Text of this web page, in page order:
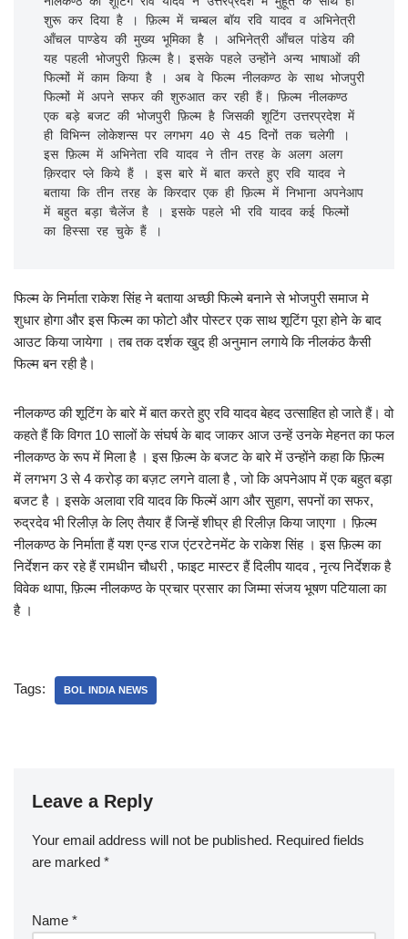
शुरू कर दिया है । फ़िल्म में चम्बल बॉय रवि यादव व अभिनेत्री
आँचल पाण्डेय की मुख्य भूमिका है । अभिनेत्री आँचल पांडेय की
यह पहली भोजपुरी फ़िल्म है। इसके पहले उन्होंने अन्य भाषाओं की
फिल्मों में काम किया है । अब वे फिल्म नीलकण्ठ के साथ भोजपुरी
फिल्मों में अपने सफर की शुरुआत कर रही हैं। फ़िल्म नीलकण्ठ
एक बड़े बजट की भोजपुरी फ़िल्म है जिसकी शूटिंग उत्तरप्रदेश में
ही विभिन्न लोकेशन्स पर लगभग 40 से 45 दिनों तक चलेगी ।
इस फ़िल्म में अभिनेता रवि यादव ने तीन तरह के अलग अलग
क़िरदार प्ले किये हैं । इस बारे में बात करते हुए रवि यादव ने
बताया कि तीन तरह के किरदार एक ही फ़िल्म में निभाना अपनेआप
में बहुत बड़ा चैलेंज है । इसके पहले भी रवि यादव कई फिल्मों
का हिस्सा रह चुके हैं ।
फिल्म के निर्माता राकेश सिंह ने बताया अच्छी फिल्मे बनाने से भोजपुरी समाज मे
शुधार होगा और इस फिल्म का फोटो और पोस्टर एक साथ शूटिंग पूरा होने के बाद
आउट किया जायेगा । तब तक दर्शक खुद ही अनुमान लगाये कि नीलकंठ कैसी
फिल्म बन रही है।
नीलकण्ठ की शूटिंग के बारे में बात करते हुए रवि यादव बेहद उत्साहित हो जाते हैं। वो
कहते हैं कि विगत 10 सालों के संघर्ष के बाद जाकर आज उन्हें उनके मेहनत का फल
नीलकण्ठ के रूप में मिला है । इस फ़िल्म के बजट के बारे में उन्होंने कहा कि फ़िल्म
में लगभग 3 से 4 करोड़ का बज़ट लगने वाला है , जो कि अपनेआप में एक बहुत बड़ा
बजट है । इसके अलावा रवि यादव कि फिल्में आग और सुहाग, सपनों का सफर,
रुद्रदेव भी रिलीज़ के लिए तैयार हैं जिन्हें शीघ्र ही रिलीज़ किया जाएगा । फ़िल्म
नीलकण्ठ के निर्माता हैं यश एन्ड राज एंटरटेनमेंट के राकेश सिंह । इस फ़िल्म का
निर्देशन कर रहे हैं रामधीन चौधरी , फाइट मास्टर हैं दिलीप यादव , नृत्य निर्देशक है
विवेक थापा, फ़िल्म नीलकण्ठ के प्रचार प्रसार का जिम्मा संजय भूषण पटियाला का
है ।
Tags: BOL INDIA NEWS
Leave a Reply
Your email address will not be published. Required fields
are marked *
Name *